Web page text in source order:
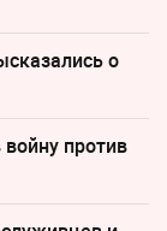
о
против